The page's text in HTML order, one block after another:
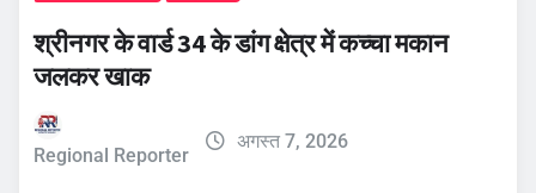
श्रीनगर के वार्ड 34 के डांग क्षेत्र में कच्चा मकान
जलकर खाक
Regional Reporter
अगस्त 7, 2026